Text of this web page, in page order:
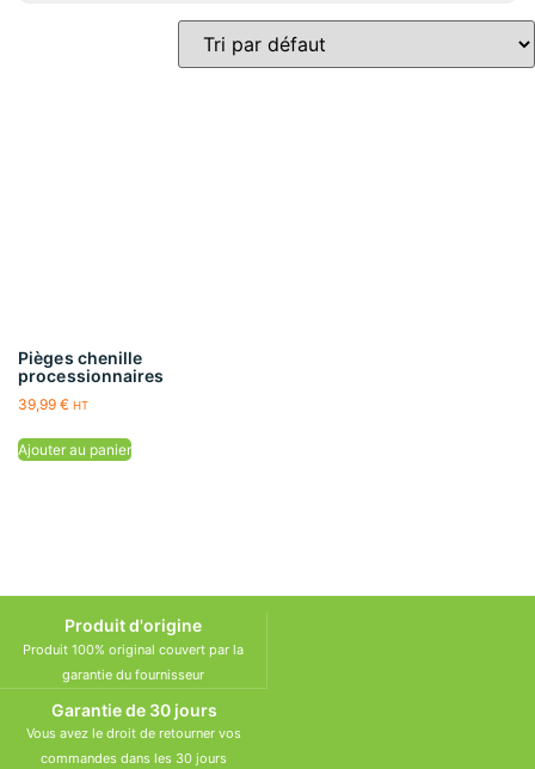
Pièges chenille
processionnaires
39,99 € HT
Ajouter au panier
Produit d'origine
Produit 100% original couvert par la
garantie du fournisseur
Garantie de 30 jours
Vous avez le droit de retourner vos
commandes dans les 30 jours